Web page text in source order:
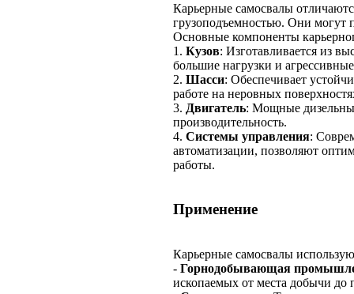
Карьерные самосвалы
грузоподъемностью. Они могут
Основные компоненты
1. Кузов: Изготавливается из
большие нагрузки и
2. Шасси: Обеспечивает
работе на неровных
3. Двигатель: Мощные
производительность.
4. Системы управления:
автоматизации, позволяют
работы.
Применение
Карьерные самосвалы
- Горнодобывающая
ископаемых от места добычи до